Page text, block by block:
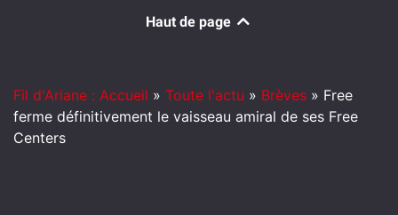
Haut de page
Fil d'Ariane : Accueil » Toute l'actu » Brèves » Free
ferme définitivement le vaisseau amiral de ses Free
Centers